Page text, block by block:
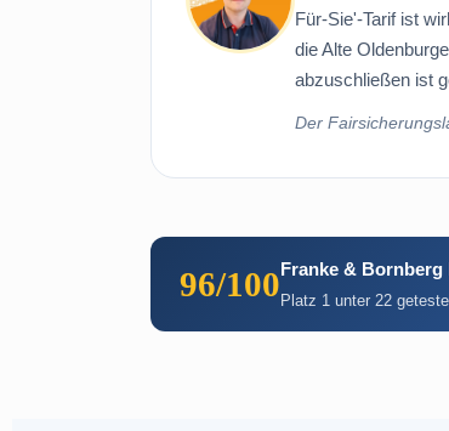
Für-Sie'-Tarif ist
die Alte
abzuschließen ist
Der
96/100Franke & Bornberg
Platz 1 unter 22